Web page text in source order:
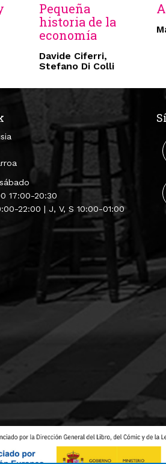
Pequeña
historia de la
economía
Davide Ciferri,
Stefano Di Colli
17:00-20:30
22:00 | J, V, S 10:00-01:00